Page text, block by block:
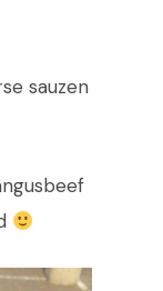
sauzen